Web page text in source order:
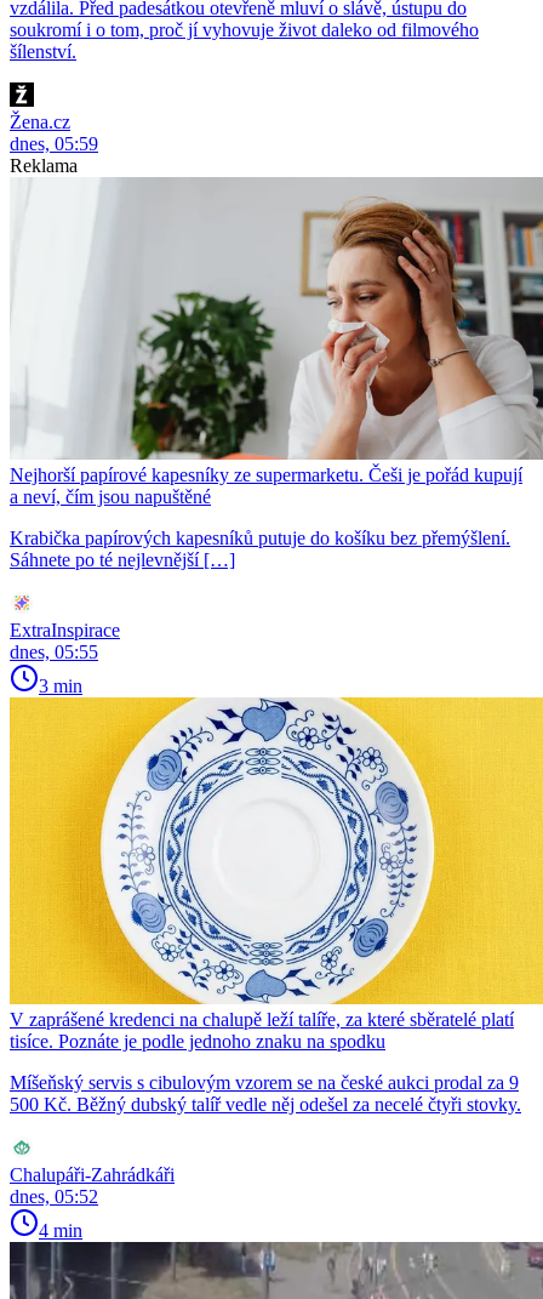
vzdálila. Před padesátkou otevřeně mluví o slávě, ústupu do
soukromí i o tom, proč jí vyhovuje život daleko od filmového
šílenství.
Žena.cz
dnes, 05:59
Reklama
Nejhorší papírové kapesníky ze supermarketu. Češi je pořád kupují
a neví, čím jsou napuštěné
Krabička papírových kapesníků putuje do košíku bez přemýšlení.
Sáhnete po té nejlevnější […]
ExtraInspirace
dnes, 05:55
3 min
V zaprášené kredenci na chalupě leží talíře, za které sběratelé platí
tisíce. Poznáte je podle jednoho znaku na spodku
Míšeňský servis s cibulovým vzorem se na české aukci prodal za 9
500 Kč. Běžný dubský talíř vedle něj odešel za necelé čtyři stovky.
Chalupáři-Zahrádkáři
dnes, 05:52
4 min